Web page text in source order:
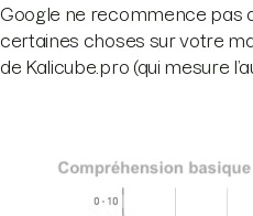
Google ne recommence pas
certaines choses sur votre
de Kalicube.pro (qui mesure